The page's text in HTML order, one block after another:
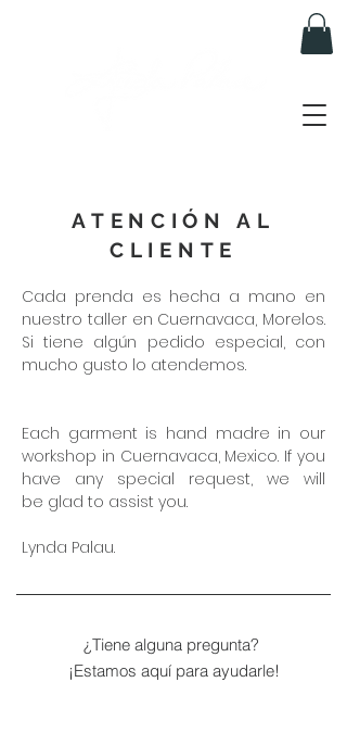
ATENCIÓN AL
CLIENTE
Cada prenda es hecha a mano en
nuestro taller en Cuernavaca, Morelos.
Si tiene algún pedido especial, con
mucho gusto lo atendemos.
Each garment is hand madre in our
workshop in Cuernavaca, Mexico. If you
have any special request, we will
be glad to assist you.
Lynda Palau.
¿Tiene alguna pregunta?
¡Estamos aquí para ayudarle!